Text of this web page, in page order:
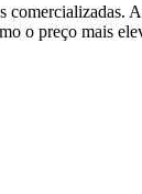
o preço mais